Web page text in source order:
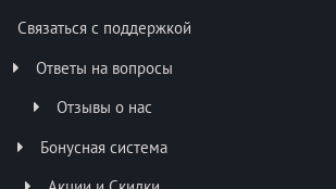
Связаться с поддержкой
Ответы на вопросы
Отзывы о нас
Бонусная система